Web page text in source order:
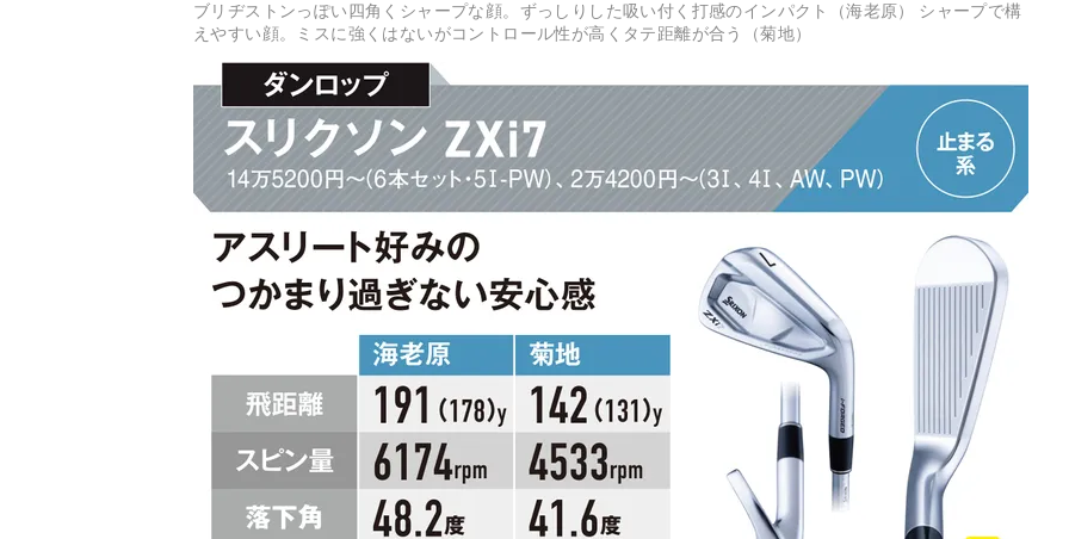
ブリヂストンっぽい四角くシャープな顔。ずっしりした吸い付く打感のインパクト（海老原） シャープで構
えやすい顔。ミスに強くはないがコントロール性が高くタテ距離が合う（菊地）